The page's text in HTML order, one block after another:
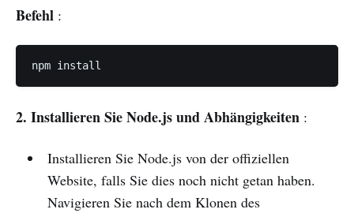
Befehl :
npm install
2. Installieren Sie Node.js und Abhängigkeiten :
Installieren Sie Node.js von der offiziellen
Website, falls Sie dies noch nicht getan haben.
Navigieren Sie nach dem Klonen des